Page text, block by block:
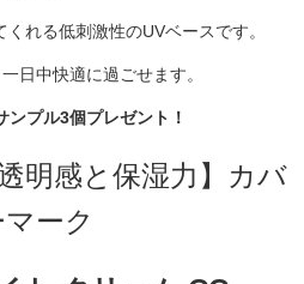
れる低刺激性のUVベースです。
一日中快適に過ごせます。
ンプル3個プレゼント！
明感と保湿力】カバ
マーク